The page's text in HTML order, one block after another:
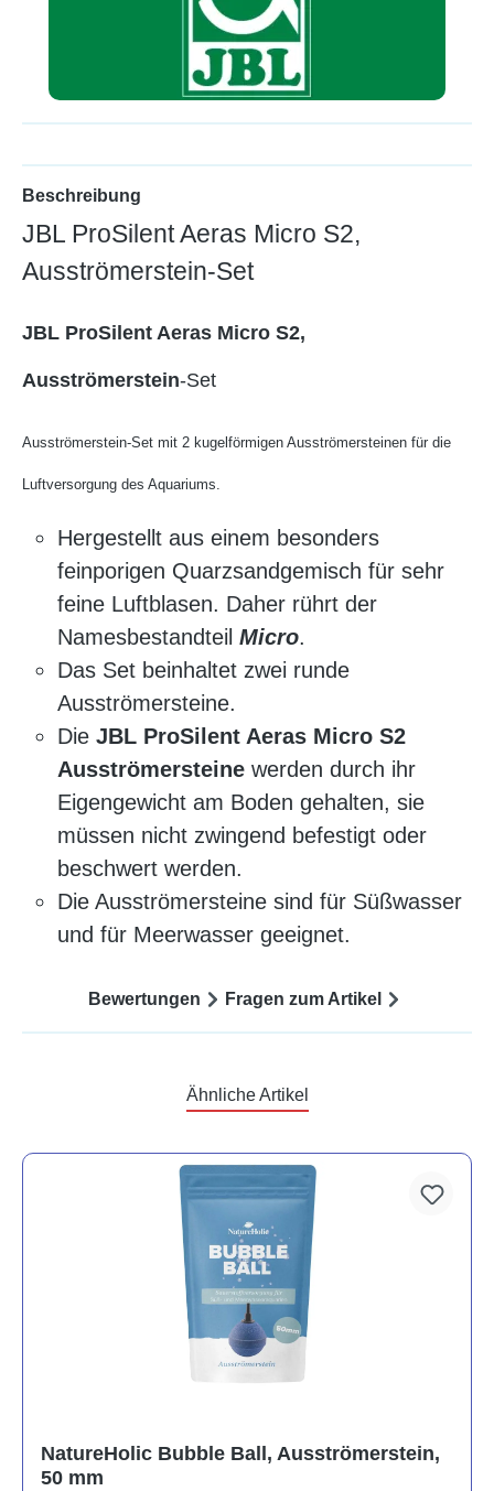
Beschreibung
JBL ProSilent Aeras Micro S2,
Ausströmerstein-Set
JBL ProSilent Aeras Micro S2,
Ausströmerstein-Set
Ausströmerstein-Set mit 2 kugelförmigen Ausströmersteinen für die
Luftversorgung des Aquariums.
Hergestellt aus einem besonders
feinporigen Quarzsandgemisch für sehr
feine Luftblasen. Daher rührt der
Namesbestandteil Micro.
Das Set beinhaltet zwei runde
Ausströmersteine.
Die JBL ProSilent Aeras Micro S2
Ausströmersteine werden durch ihr
Eigengewicht am Boden gehalten, sie
müssen nicht zwingend befestigt oder
beschwert werden.
Die Ausströmersteine sind für Süßwasser
und für Meerwasser geeignet.
Bewertungen Fragen zum Artikel
Ähnliche Artikel
NatureHolic Bubble Ball, Ausströmerstein,
50 mm